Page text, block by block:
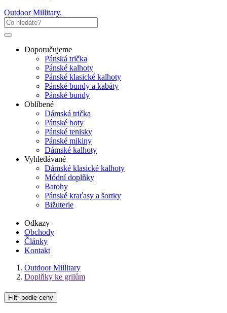
Outdoor Millitary.
Doporučujeme
Pánská trička
Pánské kalhoty
Pánské klasické kalhoty
Pánské bundy a kabáty
Pánské bundy
Oblíbené
Dámská trička
Pánské boty
Pánské tenisky
Pánské mikiny
Dámské kalhoty
Vyhledávané
Dámské klasické kalhoty
Módní doplňky
Batohy
Pánské kraťasy a šortky
Bižuterie
Odkazy
Obchody
Články
Kontakt
Outdoor Millitary
Doplňky ke grilům
Filtr podle ceny